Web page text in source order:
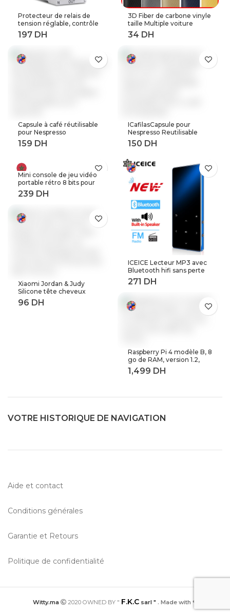
Protecteur de relais de
tension réglable, contrôle
de tension contre les
surtensions, 220V, 63a,
Protection contre les
surtensions et les
3D Fiber de carbone vinyle
taille Multiple voiture
feuille rouleau Film
autocollant moto
argent décalcomanies
feuille
Capsule à café réutilisable
pour Nespresso
Reutilisable Inox Capsule
rechargeable Crema
rechargeable pour
expresso
ICafilasCapsule pour
Nespresso Reutilisable
Inox 2 en 1 utilisation
Capsule rechargeable
réutilisable filtre à café
rechargeable
Mini console de jeu vidéo
portable rétro 8 bits pour
enfant 3 0 pouces LCD
couleur joueur de jeu avec
ICEICE Lecteur MP3 avec
Bluetooth hifi sans perte
mini lecteur de musique
avec radio fm haut-parleur
baladeur en métal dap
Xiaomi Jordan & Judy
Silicone tête cheveux
peigne de lavage corps
masseur brosse cuir
Raspberry Pi 4 modèle B, 8
go de RAM, version 1.2,
BCM2711 Quad core,
Cortex-A72 ARM v8,
VOTRE HISTORIQUE DE NAVIGATION
Aide et contact
Conditions générales
Garantie et Retours
Politique de confidentialité
Witty.ma 2020 OWNED BY " F.K.C sarl " . Made with ❤